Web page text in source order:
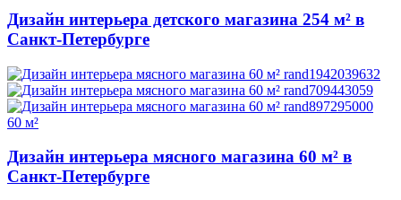
Дизайн интерьера детского магазина 254 м² в
Санкт-Петербурге
60 м²
Дизайн интерьера мясного магазина 60 м² в
Санкт-Петербурге